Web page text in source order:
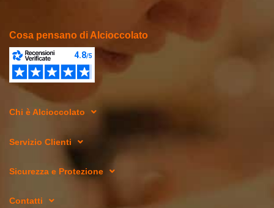
Cosa pensano di Alcioccolato
Chi è Alcioccolato
Servizio Clienti
Sicurezza e Protezione
Contatti